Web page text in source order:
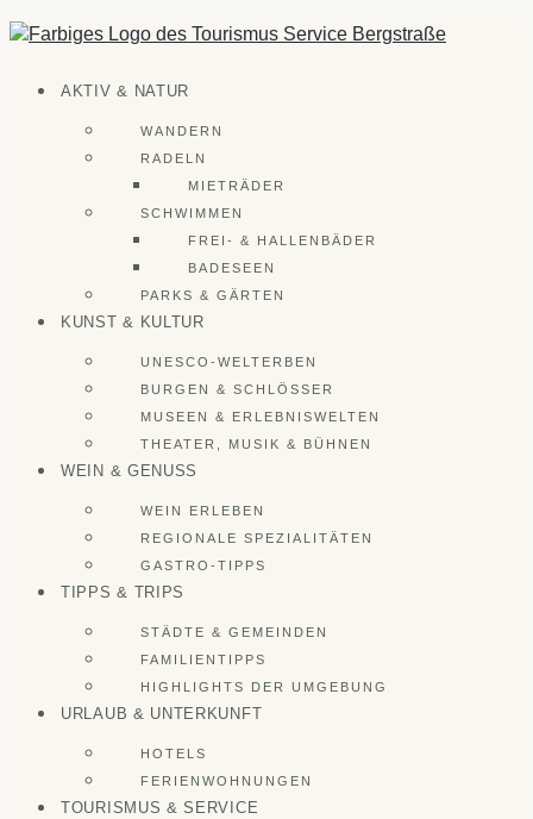
Zum
Inhalt
AKTIV & NATUR
WANDERN
RADELN
MIETRÄDER
SCHWIMMEN
FREI- & HALLENBÄDER
BADESEEN
PARKS & GÄRTEN
KUNST & KULTUR
UNESCO-WELTERBEN
BURGEN & SCHLÖSSER
MUSEEN & ERLEBNISWELTEN
THEATER, MUSIK & BÜHNEN
WEIN & GENUSS
WEIN ERLEBEN
REGIONALE SPEZIALITÄTEN
GASTRO-TIPPS
TIPPS & TRIPS
STÄDTE & GEMEINDEN
FAMILIENTIPPS
HIGHLIGHTS DER UMGEBUNG
URLAUB & UNTERKUNFT
HOTELS
FERIENWOHNUNGEN
TOURISMUS & SERVICE